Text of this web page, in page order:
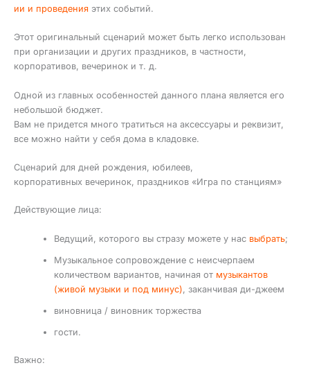
ии и проведения этих событий.
Этот оригинальный сценарий может быть легко использован
при организации и других праздников, в частности,
корпоративов, вечеринок и т. д.
Одной из главных особенностей данного плана является его
небольшой бюджет.
Вам не придется много тратиться на аксессуары и реквизит,
все можно найти у себя дома в кладовке.
Сценарий для дней рождения, юбилеев,
корпоративных вечеринок, праздников «Игра по станциям»
Действующие лица:
Ведущий, которого вы стразу можете у нас выбрать;
Музыкальное сопровождение с неисчерпаем
количеством вариантов, начиная от музыкантов
(живой музыки и под минус), заканчивая ди-джеем
виновница / виновник торжества
гости.
Важно: